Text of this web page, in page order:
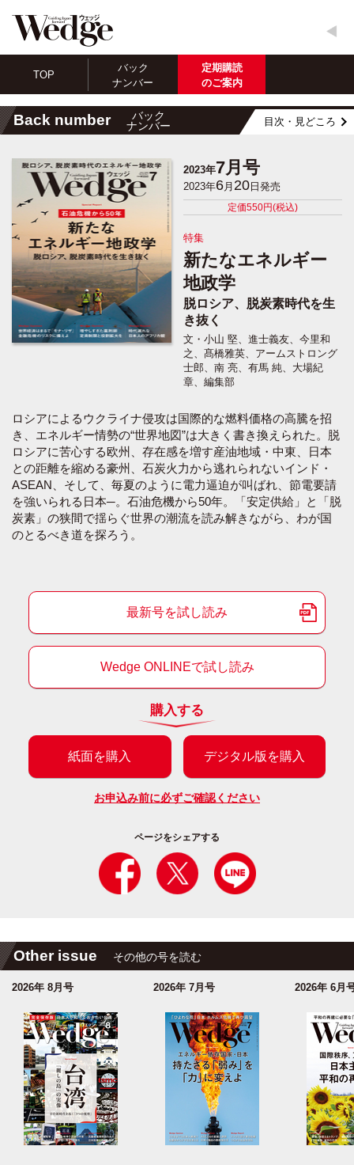
TOP
バック
ナンバー
定期購読
のご案内
Back number
バック
ナンバー
目次・見どころ
2023年7月号
2023年6月 20日発売
定価550円(税込)
特集
新たなエネルギー
地政学
脱ロシア、脱炭素時代を生
き抜く
文・小山 堅、進士義友、今里和
之、髙橋雅英、アームストロング
士郎、南 亮、有馬 純、大場紀
章、編集部
ロシアによるウクライナ侵攻は国際的な燃料価格の高騰を招
き、エネルギー情勢の“世界地図”は大きく書き換えられた。脱
ロシアに苦心する欧州、存在感を増す産油地域・中東、日本
との距離を縮める豪州、石炭火力から逃れられないインド・
ASEAN、そして、毎夏のように電力逼迫が叫ばれ、節電要請
を強いられる日本─。石油危機から50年。「安定供給」と「脱
炭素」の狭間で揺らぐ世界の潮流を読み解きながら、わが国
のとるべき道を探ろう。
最新号を試し読み
Wedge ONLINEで試し読み
購入する
紙面を購入 デジタル版を購入
お申込み前に必ずご確認ください
ページをシェアする
Other issue その他の号を読む
2026年 8月号 2026年 7月号 2026年 6月